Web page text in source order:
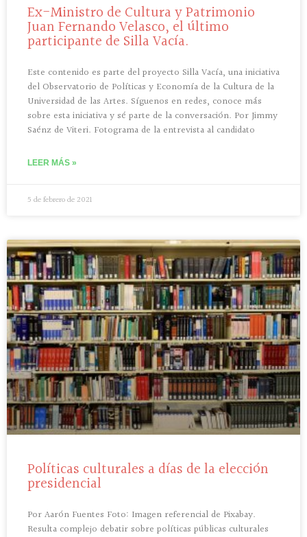
Ex-Ministro de Cultura y Patrimonio
Juan Fernando Velasco, el último
participante de Silla Vacía.
Este contenido es parte del proyecto Silla Vacía, una iniciativa
del Observatorio de Políticas y Economía de la Cultura de la
Universidad de las Artes. Síguenos en redes, conoce más
sobre esta iniciativa y sé parte de la conversación. Por Jimmy
Saénz de Viteri. Fotograma de la entrevista al candidato
LEER MÁS »
5 de febrero de 2021
Políticas culturales a días de la elección
presidencial
Por Aarón Fuentes Foto: Imagen referencial de Pixabay.
Resulta complejo debatir sobre políticas públicas culturales